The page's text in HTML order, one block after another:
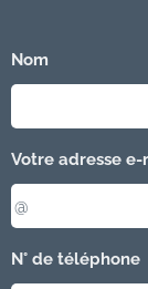
Nom
Votre adresse
N° de téléphone